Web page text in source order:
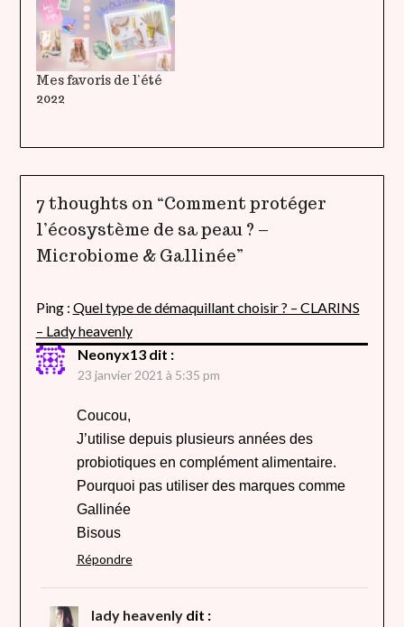
Mes favoris de l’été
2022
7 thoughts on “Comment protéger
l’écosystème de sa peau ? –
Microbiome & Gallinée”
Ping : Quel type de démaquillant choisir ? – CLARINS
– Lady heavenly
Neonyx13 dit :
23 janvier 2021 à 5:35 pm
Coucou,
J’utilise depuis plusieurs années des
probiotiques en complément alimentaire.
Pourquoi pas utiliser des marques comme
Gallinée
Bisous
Répondre
lady heavenly dit :